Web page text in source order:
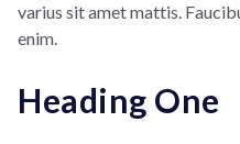
varius sit amet mattis.
enim.
Heading One